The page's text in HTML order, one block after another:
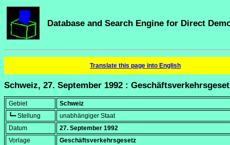
Database and Search Engine for Direct
Translate this page into English
Schweiz, 27. September 1992 :
Gebiet
Schweiz
┗━ Stellung
unabhängiger Staat
Datum
27. September 1992
Vorlage
Geschäftsverkehrsgesetz